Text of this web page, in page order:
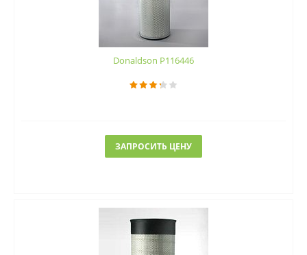
Donaldson P116446
ЗАПРОСИТЬ ЦЕНУ